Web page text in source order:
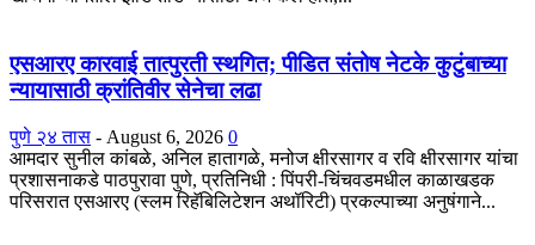
एसआरए कारवाई तात्पुरती स्थगित; पीडित संतोष नेटके कुटुंबाच्या
न्यायासाठी क्रांतिवीर सेनेचा लढा
पुणे २४ तास - August 6, 2026 0
आमदार सुनील कांबळे, अनिल हातागळे, मनोज क्षीरसागर व रवि क्षीरसागर यांचा
प्रशासनाकडे पाठपुरावा पुणे, प्रतिनिधी : पिंपरी-चिंचवडमधील काळाखडक
परिसरात एसआरए (स्लम रिहॅबिलिटेशन अथॉरिटी) प्रकल्पाच्या अनुषंगाने...